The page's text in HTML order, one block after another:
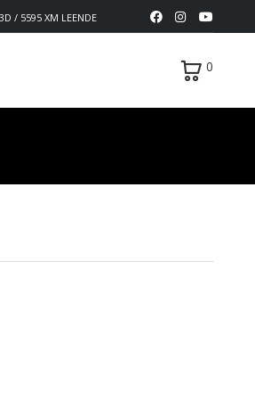
/ 5595 XM LEENDE
0